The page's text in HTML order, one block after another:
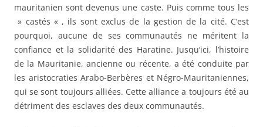
mauritanien sont devenus une caste. Puis comme tous les
» castés « , ils sont exclus de la gestion de la cité. C’est
pourquoi, aucune de ses communautés ne méritent la
confiance et la solidarité des Haratine. Jusqu’ici, l’histoire
de la Mauritanie, ancienne ou récente, a été conduite par
les aristocraties Arabo-Berbères et Négro-Mauritaniennes,
qui se sont toujours alliées. Cette alliance a toujours été au
détriment des esclaves des deux communautés.